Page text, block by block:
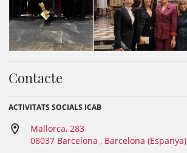
Contacte
ACTIVITATS SOCIALS ICAB
Mallorca, 283
08037 Barcelona , Barcelona (Espanya)